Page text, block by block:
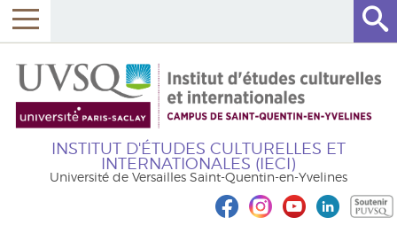
INSTITUT D'ÉTUDES CULTURELLES ET
INTERNATIONALES (IECI)
Université de Versailles Saint-Quentin-en-Yvelines